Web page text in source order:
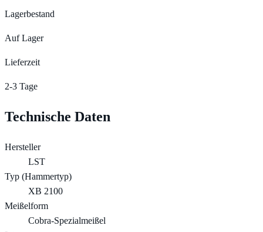
Lagerbestand
Auf Lager
Lieferzeit
2-3 Tage
Technische Daten
Hersteller
LST
Typ (Hammertyp)
XB 2100
Meißelform
Cobra-Spezialmeißel